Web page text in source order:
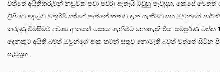
වත්තේ අයිතිකරුවන් නඩුවක් පවා පවරා ඇතැයි ඔවුහු පැවසූහ. කෙසේ වෙතත්
ලිපියට අදාලව වතුහිමියන්ගේ පැත්තේ කතාව දැන ගැනීමට සහ ඔවුන්ගේ
කරුණු විමසීමට අවශ්‍ය අංකයක් සොයා ගැනීමට නොහැකි විය. සම්පූර්ණ වත්ත
දෙනකුට අයිති බවත් ඔවුන්ගේ අංක තමන් සතුව නොමැති බවත් වත්තේ සිටින
පැවසූහ.